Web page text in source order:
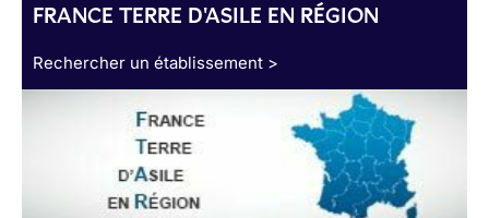
FRANCE TERRE D'ASILE EN RÉGION
Rechercher un établissement >